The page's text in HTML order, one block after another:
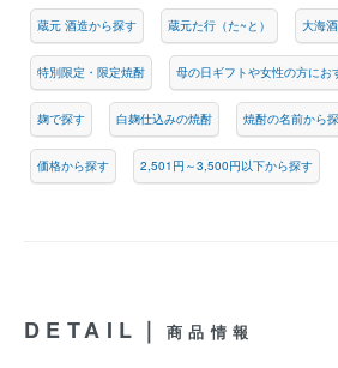
蔵元 酒造から探す 蔵元た行（た~と） 大海
特別限定・限定焼酎 母の日ギフトや女性の方にお
麹で探す 白麹仕込みの焼酎 焼酎の名前から
価格から探す 2,501円～3,500円以下から探す
DETAIL｜ 商品情報